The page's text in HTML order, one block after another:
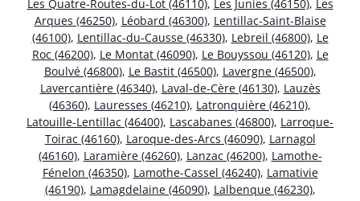
Les Quatre-Routes-du-Lot (46110), Les Junies (46150), Les
Arques (46250), Léobard (46300), Lentillac-Saint-Blaise
(46100), Lentillac-du-Causse (46330), Lebreil (46800), Le
Roc (46200), Le Montat (46090), Le Bouyssou (46120), Le
Boulvé (46800), Le Bastit (46500), Lavergne (46500),
Lavercantière (46340), Laval-de-Cère (46130), Lauzès
(46360), Lauresses (46210), Latronquière (46210),
Latouille-Lentillac (46400), Lascabanes (46800), Larroque-
Toirac (46160), Laroque-des-Arcs (46090), Larnagol
(46160), Laramière (46260), Lanzac (46200), Lamothe-
Fénelon (46350), Lamothe-Cassel (46240), Lamativie
(46190), Lamagdelaine (46090), Lalbenque (46230),